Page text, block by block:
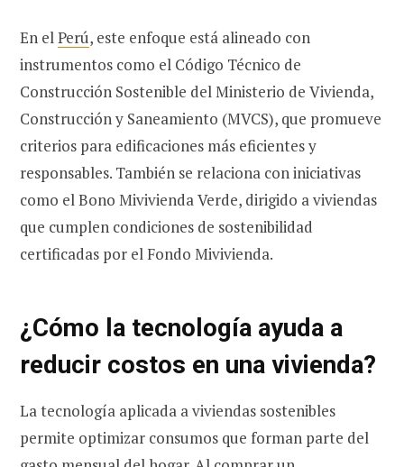
En elPerú, este enfoque está alineado con
instrumentos como el Código Técnico de
Construcción Sostenible del Ministerio de Vivienda,
Construcción y Saneamiento (MVCS), que promueve
criterios para edificaciones más eficientes y
responsables. También se relaciona con iniciativas
como el Bono Mivivienda Verde, dirigido a viviendas
que cumplen condiciones de sostenibilidad
certificadas por el Fondo Mivivienda.
¿Cómo la tecnología ayuda a
reducir costos en una vivienda?
La tecnología aplicada a viviendas sostenibles
permite optimizar consumos que forman parte del